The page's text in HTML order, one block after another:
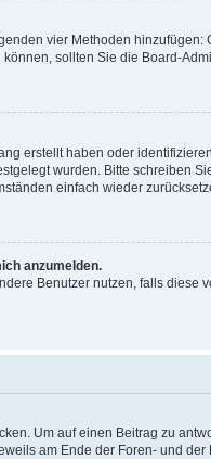
vier Methoden
sollten Sie die Board-
erstellt haben oder
wurden. Bitte schreiben
einfach wieder
anzumelden.
Benutzer nutzen, falls
Um auf einen Beitrag zu
am Ende der Foren- und der